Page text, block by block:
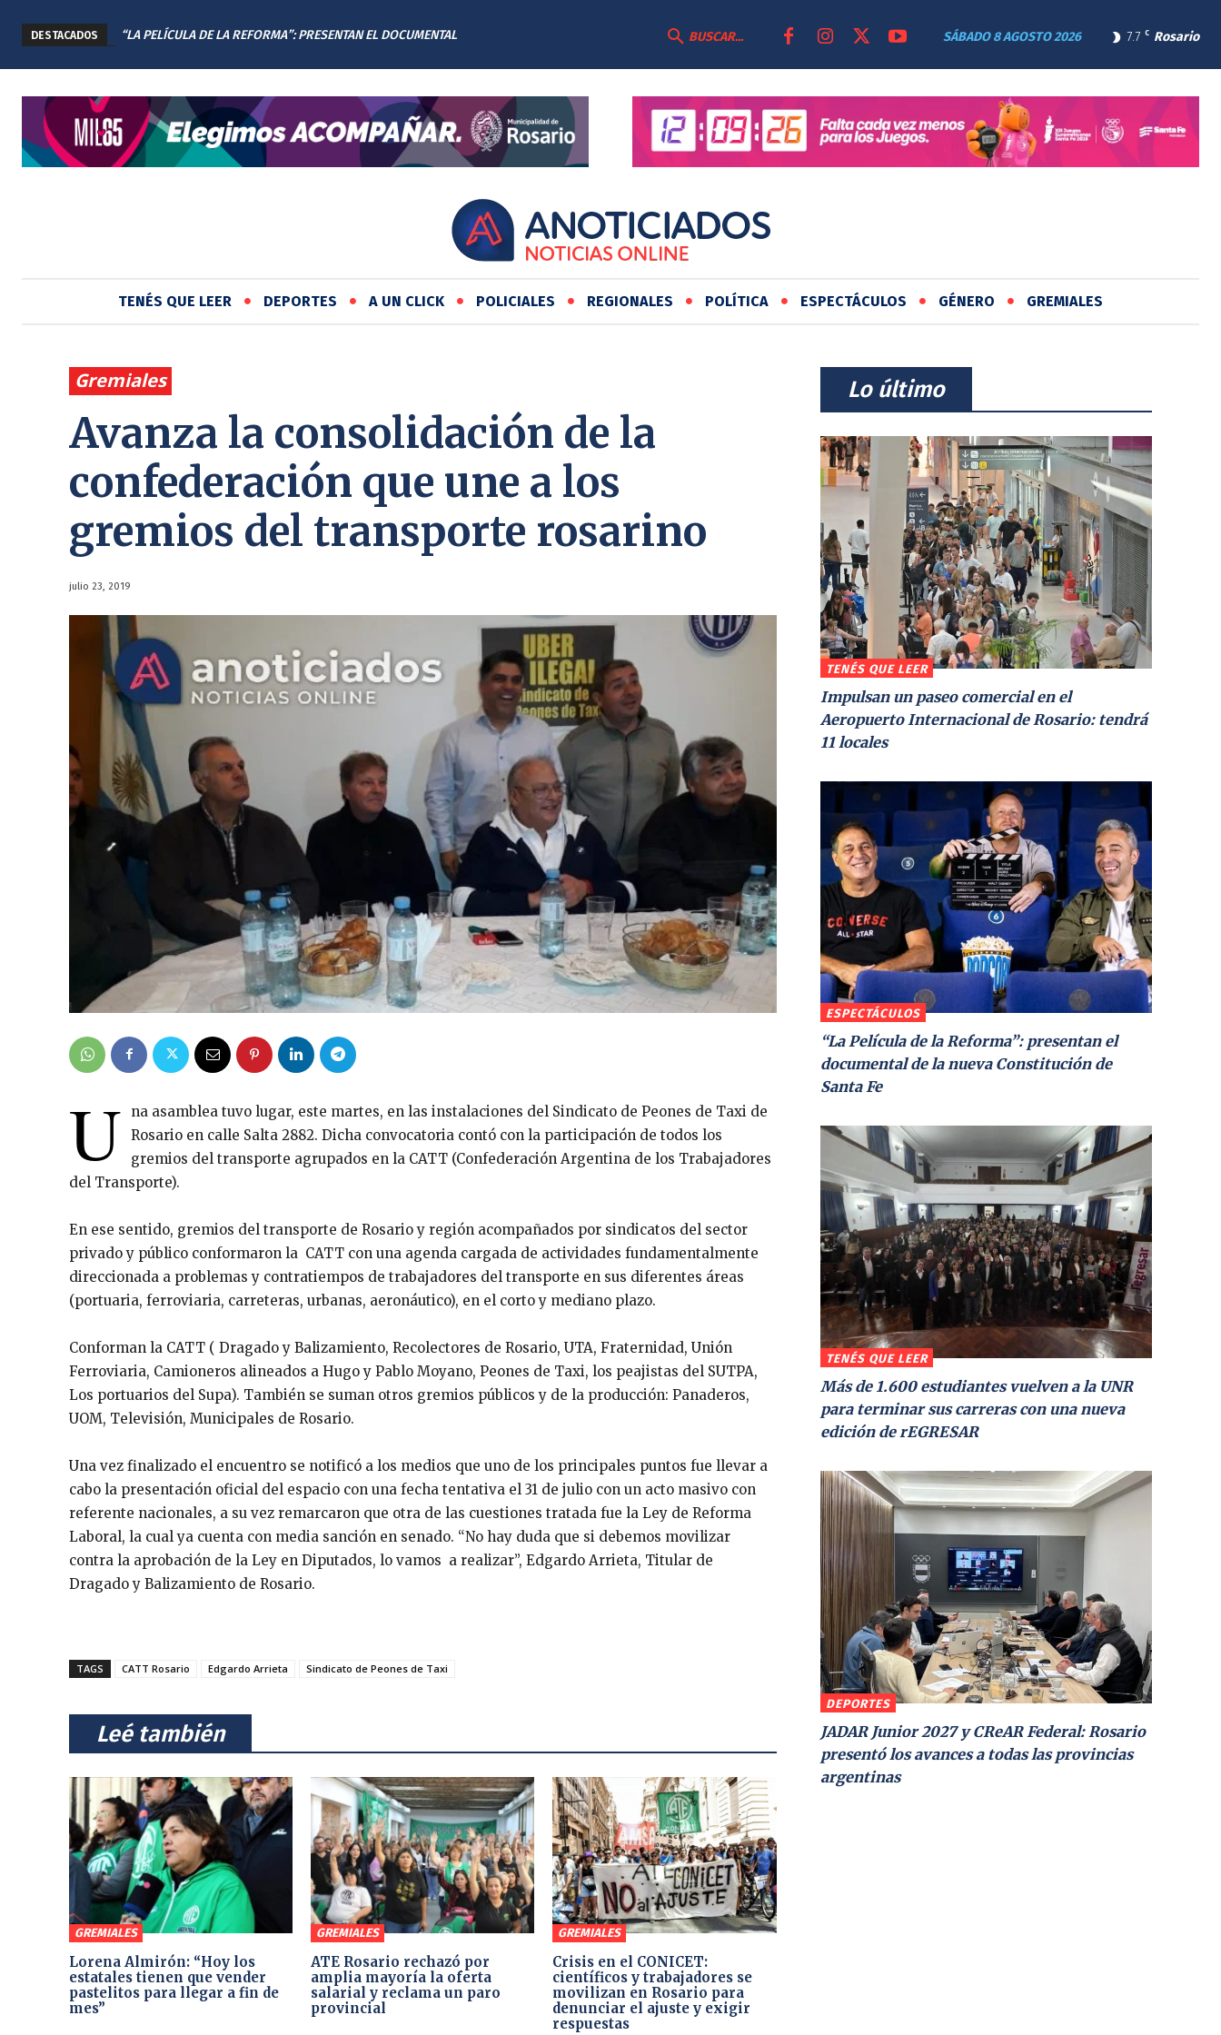
DESTACADOS
“LA PELÍCULA DE LA REFORMA”: PRESENTAN EL DOCUMENTAL
7.7 C Rosario
SÁBADO 8 AGOSTO 2026
BUSCAR...
TENÉS QUE LEER DEPORTES A UN CLICK POLICIALES REGIONALES POLÍTICA ESPECTÁCULOS GÉNERO GREMIALES
Gremiales
Avanza la consolidación de la
confederación que une a los
gremios del transporte rosarino
julio 23, 2019
U
na asamblea tuvo lugar, este martes, en las instalaciones del Sindicato de Peones de Taxi de
Rosario en calle Salta 2882. Dicha convocatoria contó con la participación de todos los
gremios del transporte agrupados en la CATT (Confederación Argentina de los Trabajadores
del Transporte).
En ese sentido, gremios del transporte de Rosario y región acompañados por sindicatos del sector
privado y público conformaron la CATT con una agenda cargada de actividades fundamentalmente
direccionada a problemas y contratiempos de trabajadores del transporte en sus diferentes áreas
(portuaria, ferroviaria, carreteras, urbanas, aeronáutico), en el corto y mediano plazo.
Conforman la CATT ( Dragado y Balizamiento, Recolectores de Rosario, UTA, Fraternidad, Unión
Ferroviaria, Camioneros alineados a Hugo y Pablo Moyano, Peones de Taxi, los peajistas del SUTPA,
Los portuarios del Supa). También se suman otros gremios públicos y de la producción: Panaderos,
UOM, Televisión, Municipales de Rosario.
Una vez finalizado el encuentro se notificó a los medios que uno de los principales puntos fue llevar a
cabo la presentación oficial del espacio con una fecha tentativa el 31 de julio con un acto masivo con
referente nacionales, a su vez remarcaron que otra de las cuestiones tratada fue la Ley de Reforma
Laboral, la cual ya cuenta con media sanción en senado. “No hay duda que si debemos movilizar
contra la aprobación de la Ley en Diputados, lo vamos a realizar”, Edgardo Arrieta, Titular de
Dragado y Balizamiento de Rosario.
TAGS CATT Rosario Edgardo Arrieta Sindicato de Peones de Taxi
⠀Leé también⠀
GREMIALES
Lorena Almirón: “Hoy los
estatales tienen que vender
pastelitos para llegar a fin de
mes”
GREMIALES
ATE Rosario rechazó por
amplia mayoría la oferta
salarial y reclama un paro
provincial
GREMIALES
Crisis en el CONICET:
científicos y trabajadores se
movilizan en Rosario para
denunciar el ajuste y exigir
respuestas
⠀Lo último⠀
TENÉS QUE LEER
Impulsan un paseo comercial en el
Aeropuerto Internacional de Rosario: tendrá
11 locales
ESPECTÁCULOS
“La Película de la Reforma”: presentan el
documental de la nueva Constitución de
Santa Fe
TENÉS QUE LEER
Más de 1.600 estudiantes vuelven a la UNR
para terminar sus carreras con una nueva
edición de rEGRESAR
DEPORTES
JADAR Junior 2027 y CReAR Federal: Rosario
presentó los avances a todas las provincias
argentinas